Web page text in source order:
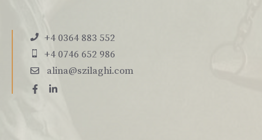
+4 0364 883 552
+4 0746 652 986
alina@szilaghi.com